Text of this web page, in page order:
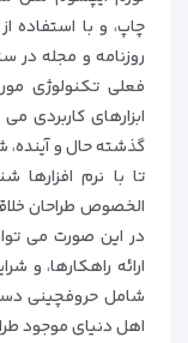
چاپ، و با استفاده
روزنامه و مجله در
فعلی تکنولوژی
ابزارهای
گذشته حال و
تا با نرم افزارها
الخصوص طراحان
در این صورت می
ارائه راهکارها، و
شامل حروفچینی
اهل دنیای موجود